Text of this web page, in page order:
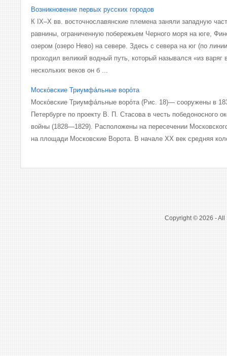
Возникновение первых русских городов
К IX–X вв. восточнославянские племена заняли западную
равнины, ограниченную побережьем Черного моря на юге,
озером (озеро Нево) на севере. Здесь с севера на юг (по
проходил великий водный путь, который назывался «из варяг
нескольких веков он б ...
Моско́вские Триумфа́льные воро́та
Моско́вские Триумфа́льные воро́та (Рис. 18)— сооружены в
Петербурге по проекту В. П. Стасова в честь победоносного
войны (1828—1829). Расположены на пересечении
на площади Московские Ворота. В начале XX век средняя
Copyright © 2026 - All